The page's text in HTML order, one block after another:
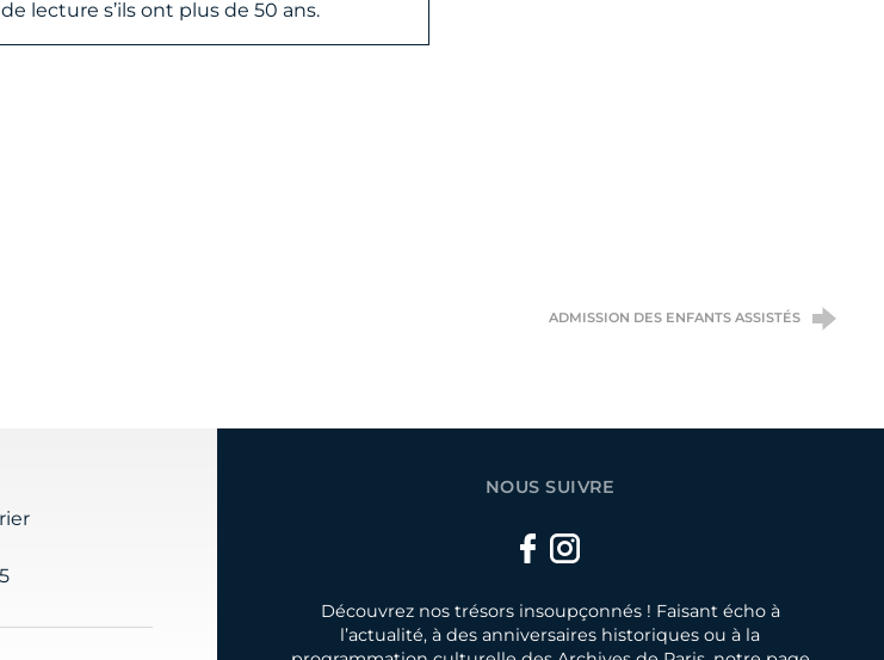
lecture s’ils ont plus de 50 ans.
ADMISSION DES ENFANTS ASSISTÉS
NOUS SUIVRE
Facebook
Instagram
Découvrez nos trésors insoupçonnés ! Faisant écho à
l’actualité, à des anniversaires historiques ou à la